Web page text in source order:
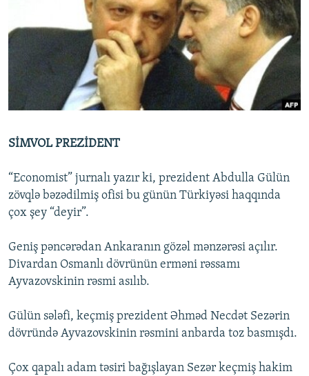
FOTOQALEREYA
İNFOQRAFIKA
OXU ZALI
AZƏRBAYCAN ƏDƏBIYYATI KITABXANASI
İSLAM VƏ DEMOKRATIYA
İZ - MƏDƏNIYYƏT PROQRAMI
HAQQIMIZDA
MISSIYAMIZ
PEŞƏ ETIKASI VƏ JURNALISTIKA STANDARTLARIMIZ
MATERIALLARIMIZDAN ISTIFADƏ
XƏBƏR BÜLLETENLƏRIMIZ
SİMVOL PREZİDENT
“Economist” jurnalı yazır ki, prezident Abdulla Gülün
zövqlə bəzədilmiş ofisi bu günün Türkiyəsi haqqında
çox şey “deyir”.
Geniş pəncərədan Ankaranın gözəl mənzərəsi açılır.
Divardan Osmanlı dövrünün erməni rəssamı
Ayvazovskinin rəsmi asılıb.
Gülün sələfi, keçmiş prezident Əhməd Necdət Sezərin
dövründə Ayvazovskinin rəsmini anbarda toz basmışdı.
Çox qapalı adam təsiri bağışlayan Sezər keçmiş hakim